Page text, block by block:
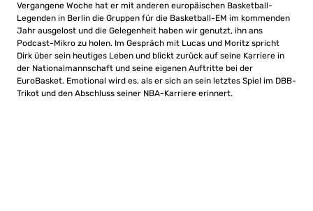
Vergangene Woche hat er mit anderen europäischen Basketball-
Legenden in Berlin die Gruppen für die Basketball-EM im kommenden
Jahr ausgelost und die Gelegenheit haben wir genutzt, ihn ans
Podcast-Mikro zu holen. Im Gespräch mit Lucas und Moritz spricht
Dirk über sein heutiges Leben und blickt zurück auf seine Karriere in
der Nationalmannschaft und seine eigenen Auftritte bei der
EuroBasket. Emotional wird es, als er sich an sein letztes Spiel im DBB-
Trikot und den Abschluss seiner NBA-Karriere erinnert.